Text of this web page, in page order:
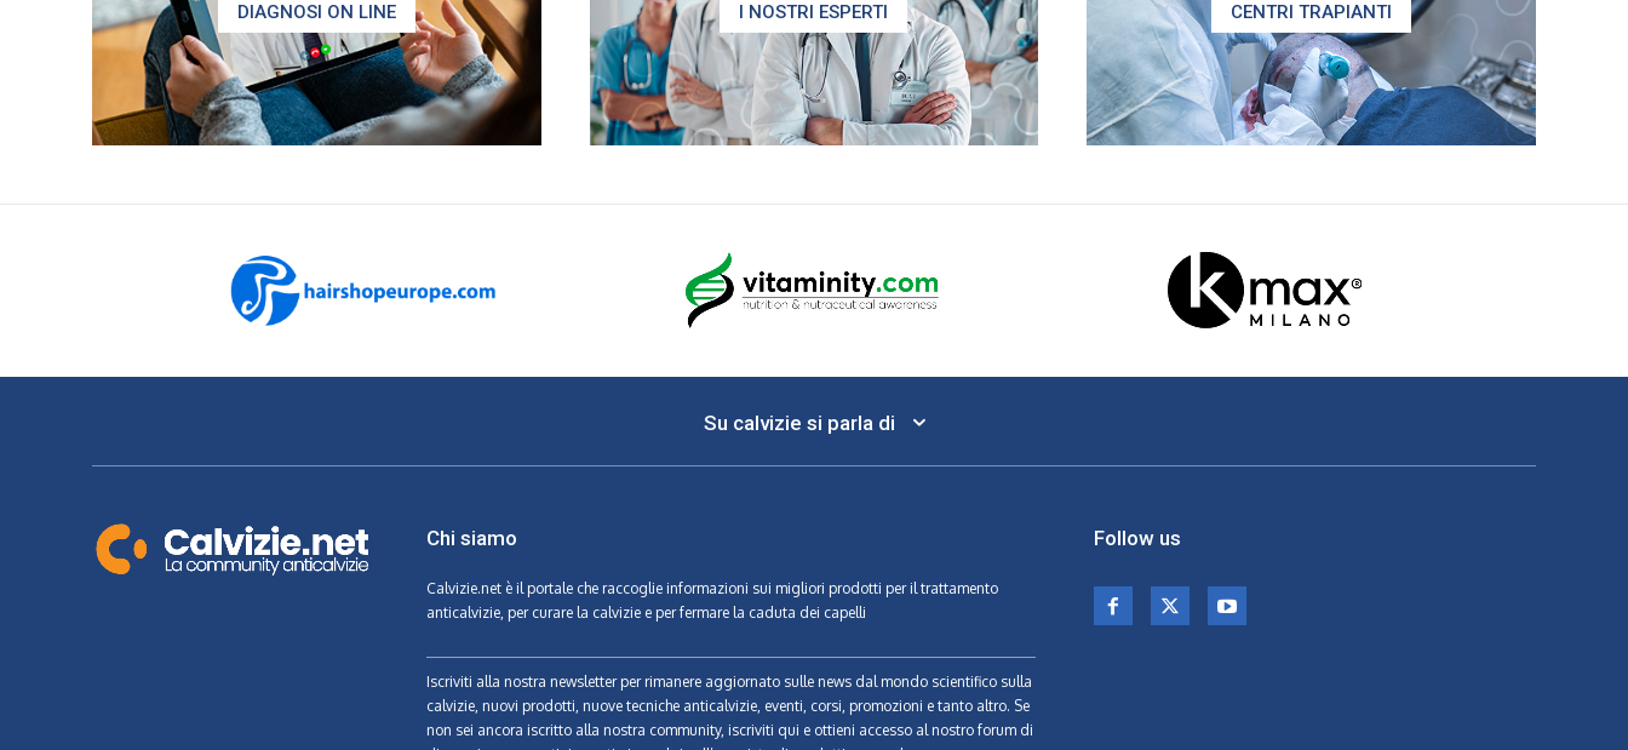
DIAGNOSI ON LINE I NOSTRI ESPERTI CENTRI TRAPIANTI
Su calvizie si parla di
Chi siamo
Calvizie.netè il portale che raccoglie informazioni sui migliori prodotti per il trattamento
anticalvizie, per curare la calvizie e per fermare la caduta dei capelli
Iscriviti alla nostra newsletter per rimanere aggiornato sulle news dal mondo scientifico sulla
calvizie, nuovi prodotti, nuove tecniche anticalvizie, eventi, corsi, promozioni e tanto altro. Se
non sei ancora iscritto alla nostra community, iscriviti qui e ottieni accesso al nostro forum di
Follow us